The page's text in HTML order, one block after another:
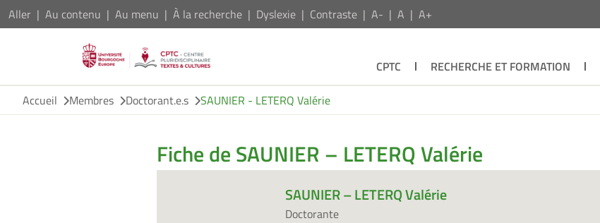
Aller Au contenu Au menu À la recherche Dyslexie Contraste A- A A+
CPTC RECHERCHE ET FORMATION
Accueil
Membres Doctorant.e.s SAUNIER - LETERQ Valérie
Fiche de SAUNIER – LETERQ Valérie
SAUNIER – LETERQ Valérie
Doctorante